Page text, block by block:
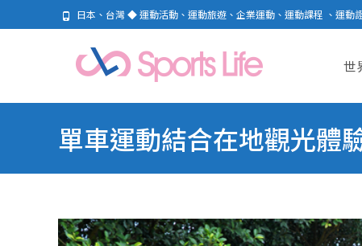
日本、台灣 ◆ 運動活動、運動旅遊、企業運動、運動課程 、運
世
單車運動結合在地觀光體